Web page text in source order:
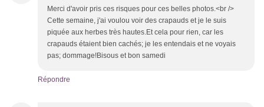
Merci d'avoir pris ces risques pour ces belles photos.<br />
Cette semaine, j'ai voulou voir des crapauds et je le suis
piquée aux herbes très hautes.Et cela pour rien, car les
crapauds étaient bien cachés; je les entendais et ne voyais
pas; dommage!Bisous et bon samedi
Répondre